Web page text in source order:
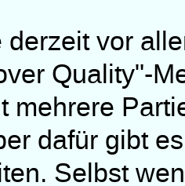
derzeit vor
Quality"-
mehrere
dafür gibt
Selbst